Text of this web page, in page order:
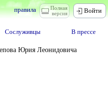
Полная
версия
правила Войти
Сослуживцы В прессе
Юрия Леонидовича